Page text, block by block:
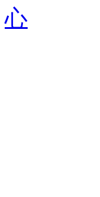
心